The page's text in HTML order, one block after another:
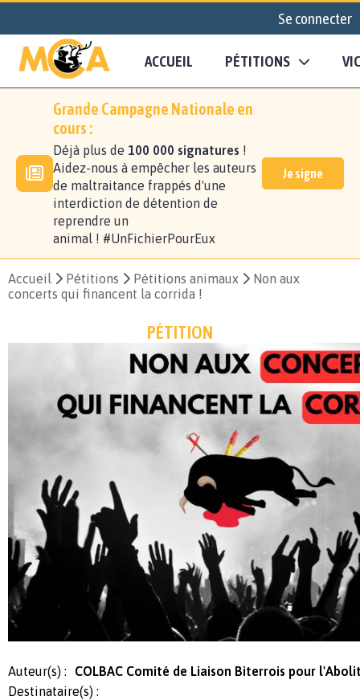
Se connecter
ACCUEIL PÉTITIONS
Grande Campagne Nationale en
cours :
Déjà plus de 100 000 signatures !
Aidez-nous à empêcher les auteurs
de maltraitance frappés d'une
interdiction de détention de
reprendre un
animal ! #UnFichierPourEux
Je signe
Accueil Pétitions Pétitions animaux
Non aux
concerts qui financent la corrida !
PÉTITION
Auteur(s) :
COLBAC Comité de Liaison Biterrois pour
Destinataire(s) :